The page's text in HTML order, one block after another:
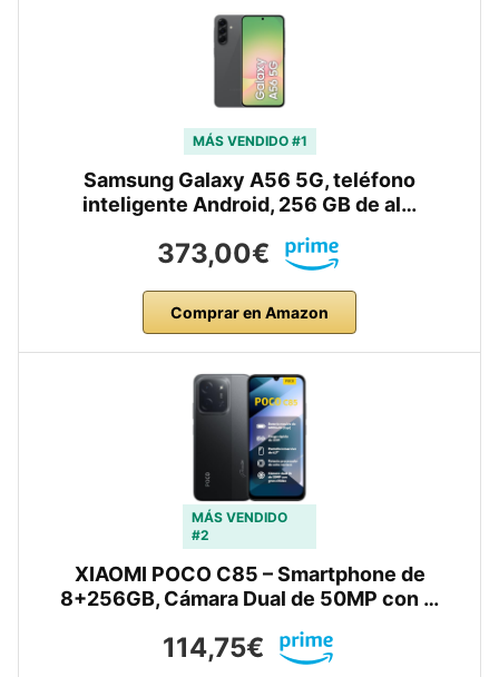
MÁS VENDIDO #1
Samsung Galaxy A56 5G, teléfono
inteligente Android, 256 GB de al…
373,00€
Comprar en Amazon
MÁS VENDIDO
#2
XIAOMI POCO C85 – Smartphone de
8+256GB, Cámara Dual de 50MP con …
114,75€